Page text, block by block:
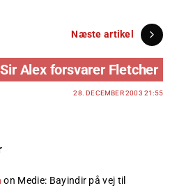
Næste artikel
Sir Alex forsvarer Fletcher
28. DECEMBER 2003 21:55
on Medie: Bayindir på vej til